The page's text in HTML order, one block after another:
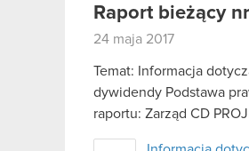
Raport bieżący
24 maja 2017
Temat: Informacja
dywidendy Podstawa
raportu: Zarząd CD